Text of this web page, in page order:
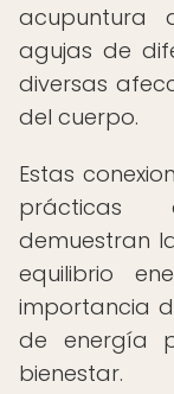
acupuntura
agujas de
diversas
del cuerpo.
Estas
prácticas
demuestran
equilibrio
importancia
de energía
bienestar.